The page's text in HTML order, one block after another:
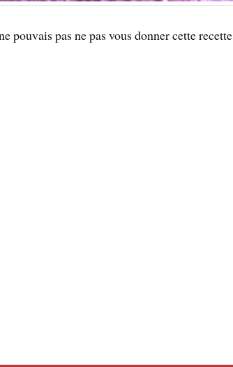
pouvais pas ne pas vous donner cette recette